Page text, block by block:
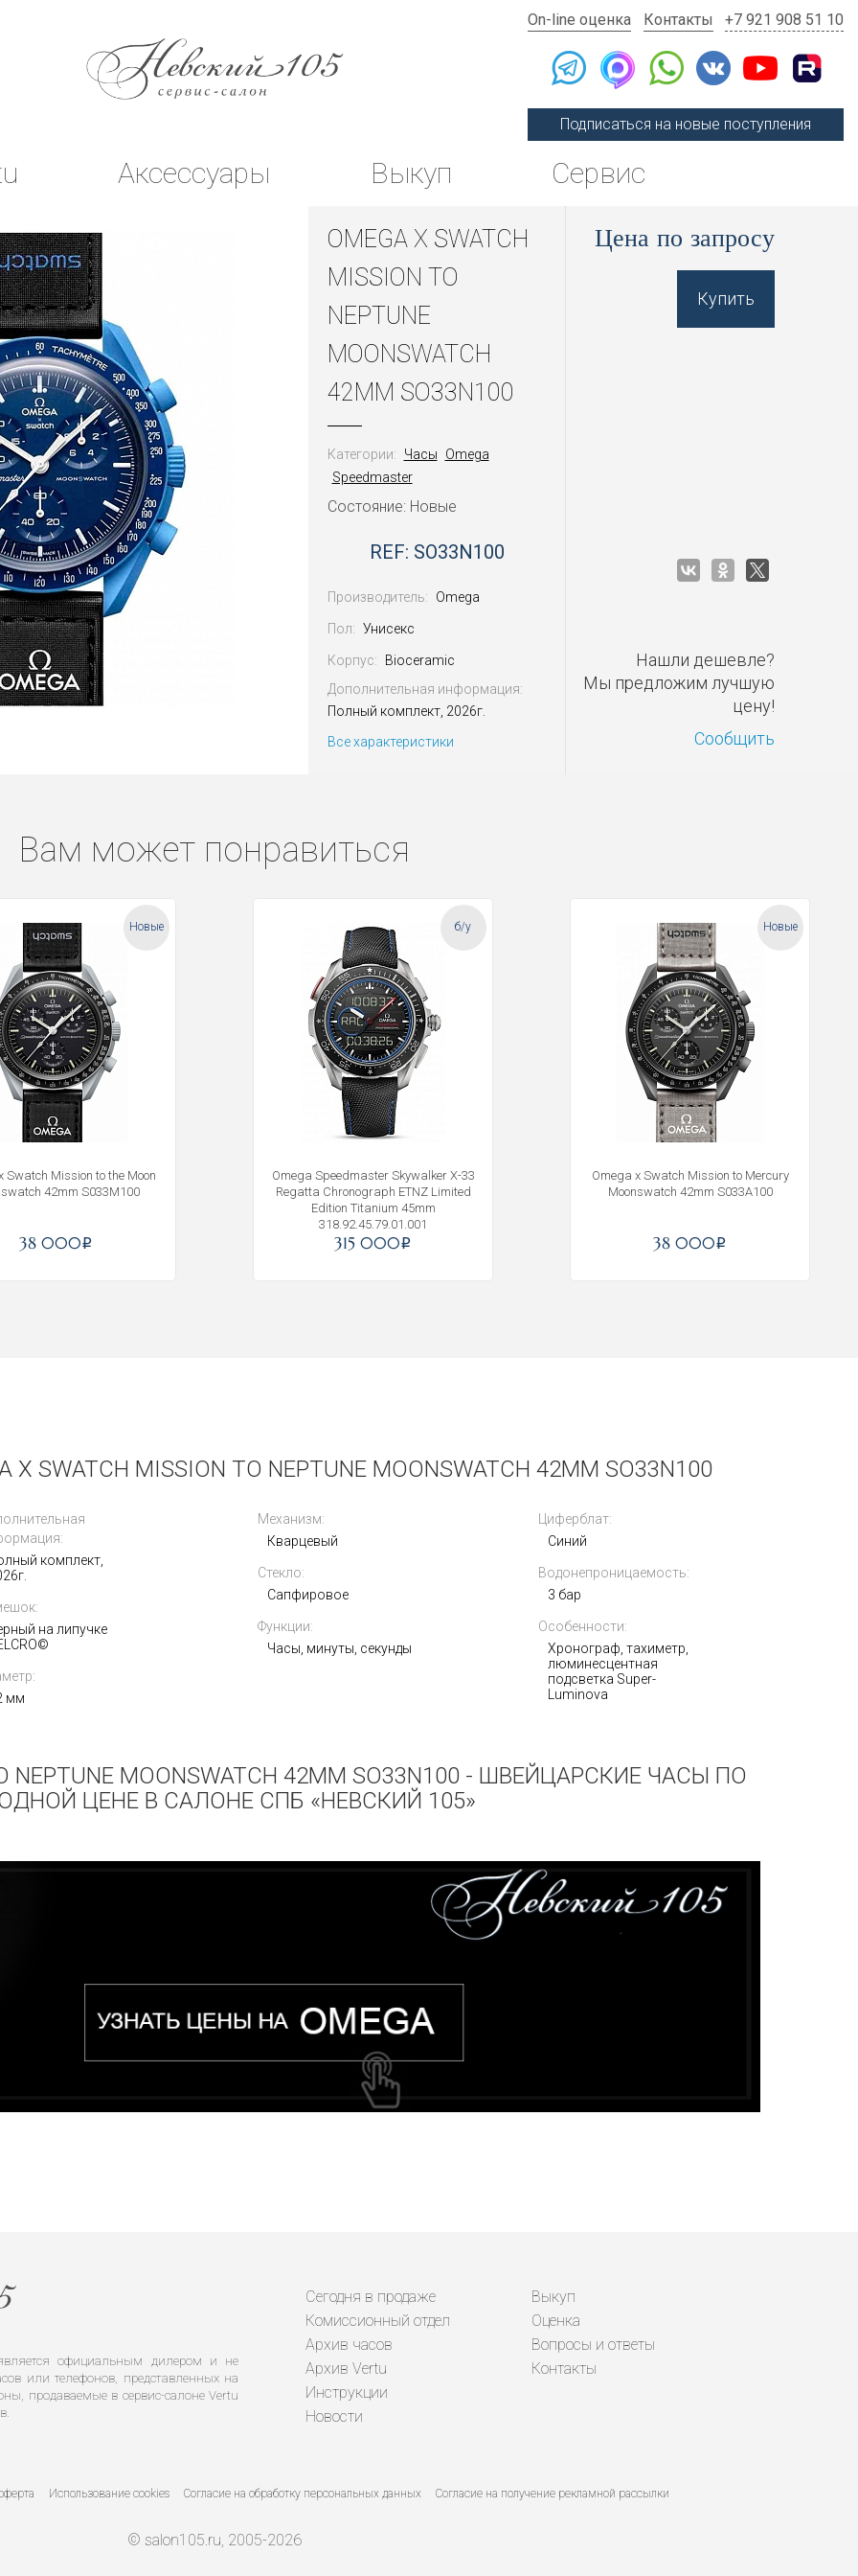
On-line оценка Контакты +7 921 908 51 10
Подписаться на новые поступления
Аксессуары Выкуп Сервис
OMEGA X SWATCH
MISSION TO
NEPTUNE
MOONSWATCH
42MM SO33N100
Категории: Часы
Omega
Speedmaster
Состояние: Новые
REF: SO33N100
Производитель: Omega
Пол: Унисекс
Корпус:
Bioceramic
Дополнительная информация:
Полный комплект, 2026г.
Все характеристики
Цена по запросу
Купить
Нашли дешевле?
Мы предложим лучшую
цену!
Сообщить
Вам может понравиться
Новые
Swatch Mission to the Moon
42mm S033M100
38 000i
б/у
Omega Speedmaster Skywalker X-33
Regatta Chronograph ETNZ Limited
Edition Titanium 45mm
318.92.45.79.01.001
315 000i
Новые
Omega x Swatch Mission to Mercury
Moonswatch 42mm S033A100
38 000i
SWATCH MISSION TO NEPTUNE MOONSWATCH 42MM SO33N100
комплект,
на липучке
мм
Механизм:
Кварцевый
Стекло:
Сапфировое
Функции:
Часы, минуты, секунды
Циферблат:
Синий
Водонепроницаемость:
3 бар
Особенности:
Хронограф, тахиметр,
люминесцентная
подсветка Super-
Luminova
NEPTUNE MOONSWATCH 42MM SO33N100 - ШВЕЙЦАРСКИЕ ЧАСЫ ПО
ЦЕНЕ В САЛОНЕ СПБ «НЕВСКИЙ 105»
официальным дилером и не
или телефонов, представленных на
продаваемые в сервис-салоне Vertu
Сегодня в продаже
Комиссионный отдел
Архив часов
Архив Vertu
Инструкции
Новости
Выкуп
Оценка
Вопросы и ответы
Контакты
Использование cookies Согласие на обработку персональных данных Согласие на получение рекламной рассылки
© salon105.ru, 2005-2026